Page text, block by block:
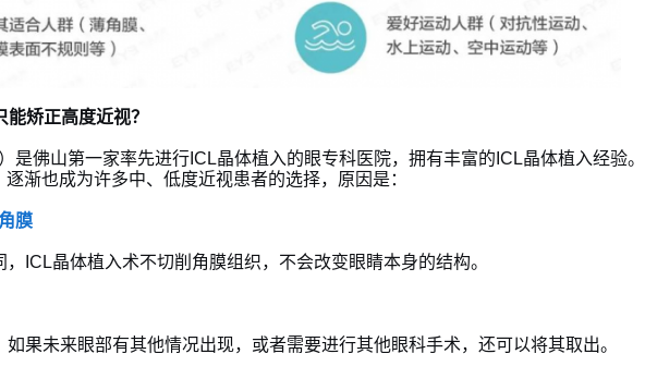
矫正高度近视？
是佛山第一家率先进行ICL晶体植入的眼专科医院，拥有丰富的ICL晶体植入经验
渐也成为许多中、低度近视患者的选择，原因是：
膜
，ICL晶体植入术不切削角膜组织，不会改变眼睛本身的结构。
如果未来眼部有其他情况出现，或者需要进行其他眼科手术，还可以将其取出。